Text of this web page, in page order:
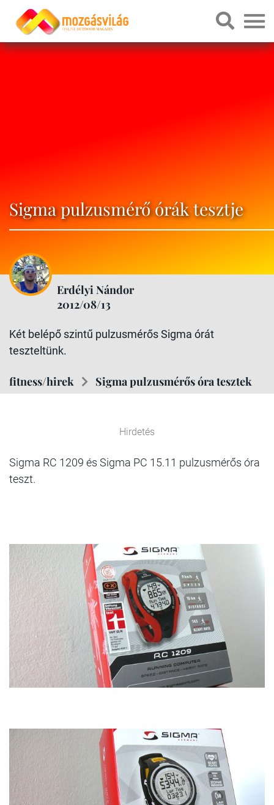
Sigma pulzusmérő órák tesztje
Erdélyi Nándor
2012/08/13
Két belépő szintű pulzusmérős Sigma órát
teszteltünk.
fitness/hirek Sigma pulzusmérős óra tesztek
Hirdetés
Sigma RC 1209 és Sigma PC 15.11 pulzusmérős óra
teszt.